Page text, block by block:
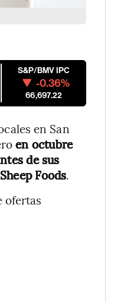
S&P/BMV IPC
-0.36%
66,697.22
en San
en octubre
de sus
Foods.
ofertas